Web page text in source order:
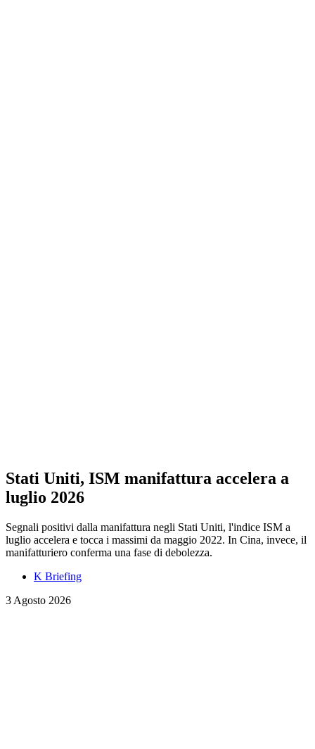
Stati Uniti, ISM manifattura accelera a
luglio 2026
Segnali positivi dalla manifattura negli Stati Uniti, l'indice ISM a
luglio accelera e tocca i massimi da maggio 2022. In Cina, invece, il
manifatturiero conferma una fase di debolezza.
K Briefing
3 Agosto 2026